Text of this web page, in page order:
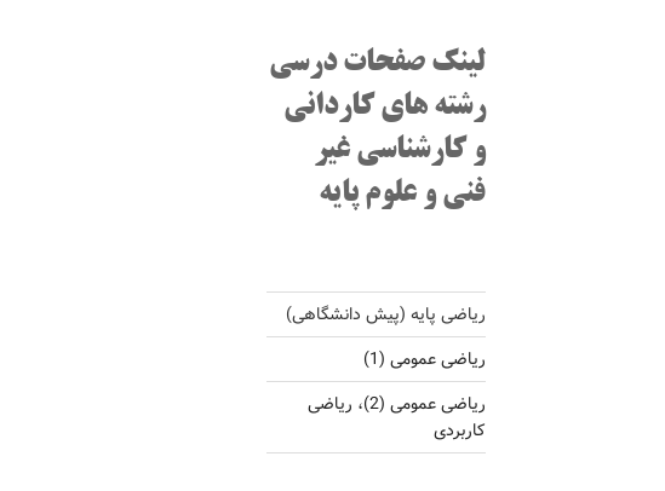
لینک صفحات درسی
رشته های کاردانی
و کارشناسی غیر
فنی و علوم پایه
ریاضی پایه (پیش دانشگاهی)
ریاضی عمومی (1)
ریاضی عمومی (2)، ریاضی
کاربردی